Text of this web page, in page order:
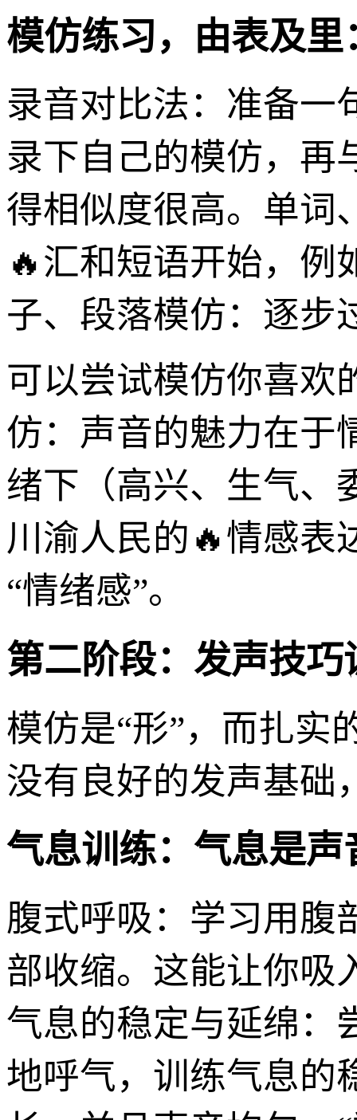
模仿练习，由表及里
录音对比法：准备一
录下自己的模仿，再
得相似度很高。单词
🔥汇和短语开始，例
子、段落模仿：逐步
可以尝试模仿你喜欢
仿：声音的魅力在于
绪下（高兴、生气、
川渝人民的🔥情感表
“情绪感”。
第二阶段：发声技
模仿是“形”，而扎实
没有良好的发声基础
气息训练：气息是声
腹式呼吸：学习用腹
部收缩。这能让你吸
气息的稳定与延绵：
地呼气，训练气息的